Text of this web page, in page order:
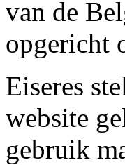
van de
opgericht
Eiseres
website
gebruik